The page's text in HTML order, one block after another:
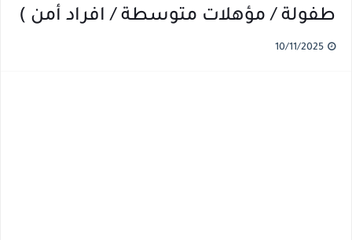
طفولة / مؤهلات متوسطة / افراد أمن )